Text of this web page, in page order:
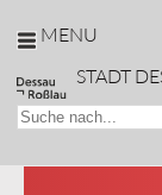
MENU
STADT